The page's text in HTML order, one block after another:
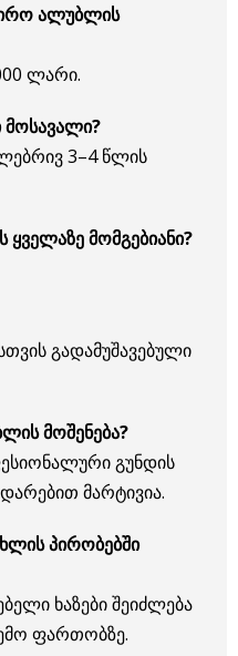
ალუბლის
ლარი.
3–4 წლის
მომგებიანი?
გადამუშავებული
მოშენება?
გუნდის
მარტივია.
პირობებში
ხაზები შეიძლება
ფართობზე.